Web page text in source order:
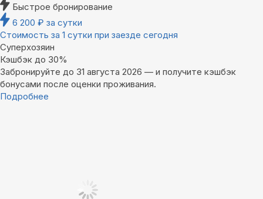
Быстрое бронирование
6 200 ₽ за сутки
Стоимость за 1 сутки при заезде сегодня
Суперхозяин
Кэшбэк до 30%
Забронируйте до 31 августа 2026 — и получите кэшбэк
бонусами после оценки проживания.
Подробнее